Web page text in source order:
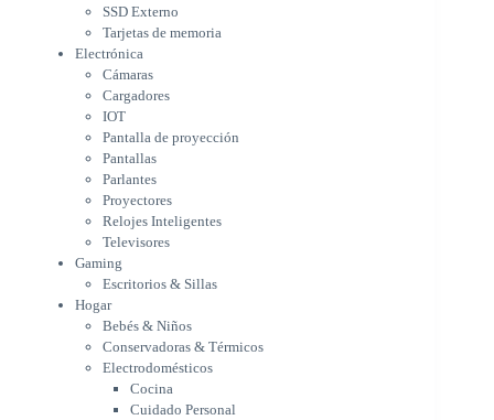
Proyectores
Relojes Inteligentes
Televisores
Gaming
Escritorios & Sillas
Hogar
Bebés & Niños
Conservadoras & Térmicos
Electrodomésticos
Cocina
Cuidado Personal
Limpieza & Organización
Equipos de oficina
Herramientas & Utilidad
Impresoras
A chorro
Etiqueta & Ticket
Formato Ancho & Plotters
SSD Externo
Tarjetas de memoria
Electrónica
Cámaras
Cargadores
IOT
Pantalla de proyección
Pantallas
Parlantes
Proyectores
Relojes Inteligentes
Televisores
Gaming
Escritorios & Sillas
Hogar
Bebés & Niños
Conservadoras & Térmicos
Electrodomésticos
Cocina
Cuidado Personal